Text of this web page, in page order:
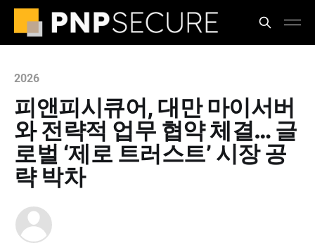
2026
피앤피시큐어, 대만 마이서버
와 전략적 업무 협약 체결… 글
로벌 ‘제로 트러스트’ 시장 공
략 박차